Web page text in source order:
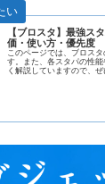
【ブロスタ】最強ス
価・使い方・優先度
このページでは、ブロス
す。また、各スタパの性
く解説していますので、